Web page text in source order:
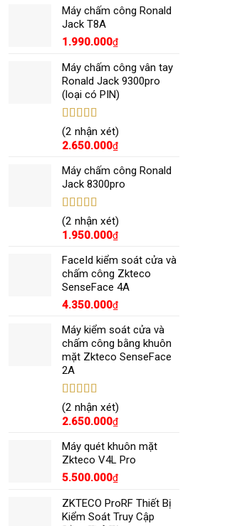
Máy chấm công Ronald
Jack T8A
1.990.000₫
Máy chấm công vân tay
Ronald Jack 9300pro
(loại có PIN)
Được xếp
hạng5.005
sao
(2 nhận xét)
2.650.000₫
Máy chấm công Ronald
Jack 8300pro
Được xếp
hạng5.005
sao
(2 nhận xét)
1.950.000₫
FaceId kiểm soát cửa và
chấm công Zkteco
SenseFace 4A
4.350.000₫
Máy kiểm soát cửa và
chấm công bằng khuôn
mặt Zkteco SenseFace
2A
Được xếp
hạng5.005
sao
(2 nhận xét)
2.650.000₫
Máy quét khuôn mặt
Zkteco V4L Pro
5.500.000₫
ZKTECO ProRF Thiết Bị
Kiểm Soát Truy Cập